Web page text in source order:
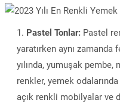
Pastel Tonlar: Pastel
yaratırken aynı
yılında, yumuşak
renkler, yemek
açık renkli mobilyalar ve